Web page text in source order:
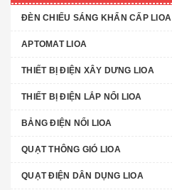
ĐÈN CHIẾU SÁNG KHẨN CẤP LIOA
APTOMAT LIOA
THIẾT BỊ ĐIỆN XÂY DƯNG LIOA
THIẾT BỊ ĐIỆN LẮP NỔI LIOA
BẢNG ĐIỆN NỔI LIOA
QUẠT THÔNG GIÓ LIOA
QUẠT ĐIỆN DÂN DỤNG LIOA